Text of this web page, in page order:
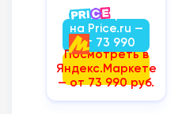
Посмотреть
на Price.ru —
от 73 990
руб.
Посмотреть в
Яндекс.Маркете
— от 73 990 руб.